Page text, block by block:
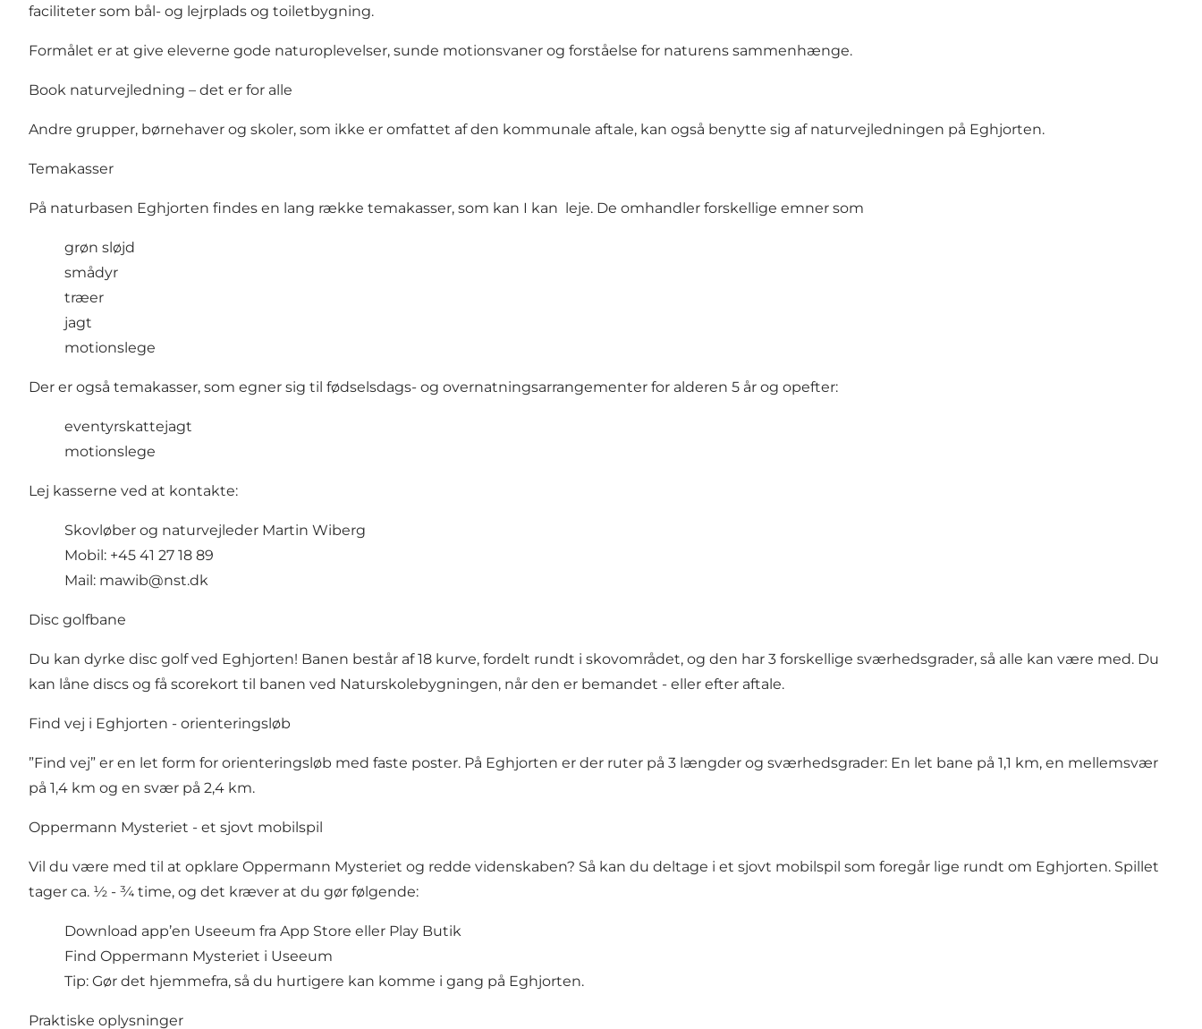
faciliteter som bål- og lejrplads og toiletbygning.
Formålet er at give eleverne gode naturoplevelser, sunde motionsvaner og forståelse for naturens sammenhænge.
Book naturvejledning – det er for alle
Andre grupper, børnehaver og skoler, som ikke er omfattet af den kommunale aftale, kan også benytte sig af naturvejledningen på Eghjorten.
Temakasser
På naturbasen Eghjorten findes en lang række temakasser, som kan I kan leje. De omhandler forskellige emner som
grøn sløjd
smådyr
træer
jagt
motionslege
Der er også temakasser, som egner sig til fødselsdags- og overnatningsarrangementer for alderen 5 år og opefter:
eventyrskattejagt
motionslege
Lej kasserne ved at kontakte:
Skovløber og naturvejleder Martin Wiberg
Mobil: +45 41 27 18 89
Mail: mawib@nst.dk
Disc golfbane
Du kan dyrke disc golfved Eghjorten! Banen består af 18 kurve, fordelt rundt i skovområdet, og den har 3 forskellige sværhedsgrader, så alle kan være med. Du
kan låne discs og få scorekort til banen ved Naturskolebygningen, når den er bemandet - eller efter aftale.
Find vej i Eghjorten - orienteringsløb
”Find vej” er en let form for orienteringsløb med faste poster. På Eghjorten er der ruter på 3 længder og sværhedsgrader: En let bane på 1,1 km, en mellemsvær
på 1,4 km og en svær på 2,4 km.
Oppermann Mysteriet - et sjovt mobilspil
Vil du være med til at opklare Oppermann Mysteriet og redde videnskaben? Så kan du deltage i et sjovt mobilspil som foregår lige rundt om Eghjorten. Spillet
tager ca. ½ - ¾ time, og det kræver at du gør følgende:
Download app’en Useeum fra App Store eller Play Butik
Find Oppermann Mysteriet i Useeum
Tip: Gør det hjemmefra, så du hurtigere kan komme i gang på Eghjorten.
Praktiske oplysninger